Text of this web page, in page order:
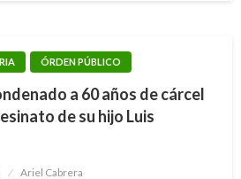
ÓRDEN PÚBLICO
a 60 años de cárcel
de su hijo Luis
Ariel Cabrera